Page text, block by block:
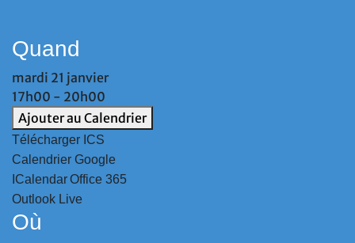
Quand
mardi 21 janvier
17h00 - 20h00
Ajouter au Calendrier
Télécharger ICS
Calendrier Google
ICalendarOffice 365
Outlook Live
Où